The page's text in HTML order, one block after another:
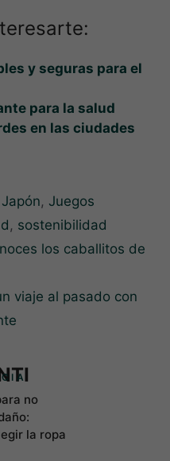
y seguras para el
para la salud
en las ciudades
Japón, Juegos
, sostenibilidad
los caballitos de
viaje al pasado con
no
la ropa